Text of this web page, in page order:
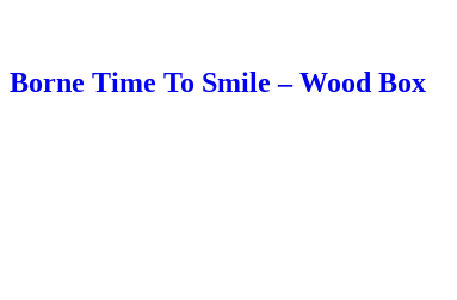
Borne Time To Smile – Wood Box